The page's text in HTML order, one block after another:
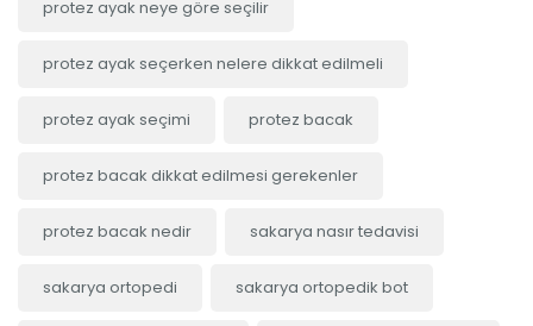
protez ayak neye göre seçilir
protez ayak seçerken nelere dikkat edilmeli
protez ayak seçimi protez bacak
protez bacak dikkat edilmesi gerekenler
protez bacak nedir sakarya nasır tedavisi
sakarya ortopedi sakarya ortopedik bot